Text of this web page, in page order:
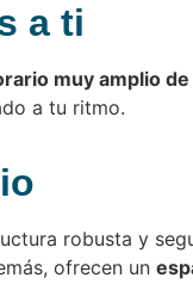
a ti
muy amplio
a tu ritmo.
robusta y
ofrecen un